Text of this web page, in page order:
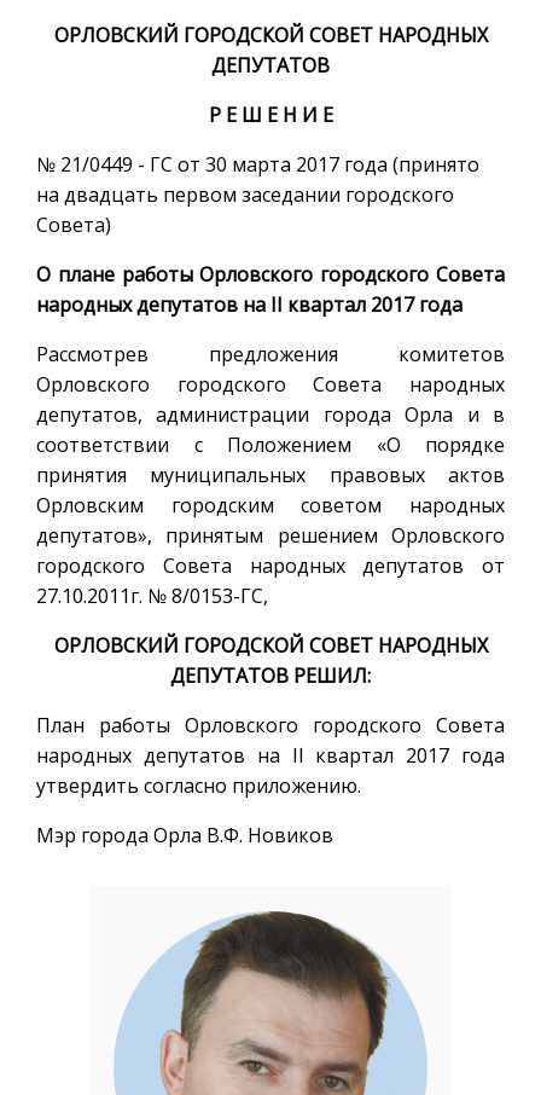
ОРЛОВСКИЙ ГОРОДСКОЙ СОВЕТ НАРОДНЫХ
ДЕПУТАТОВ
Р Е Ш Е Н И Е
№ 21/0449 - ГС от 30 марта 2017 года (принято
на двадцать первом заседании городского
Совета)
О плане работы Орловского городского Совета
народных депутатов на II квартал 2017 года
Рассмотрев предложения комитетов
Орловского городского Совета народных
депутатов, администрации города Орла и в
соответствии с Положением «О порядке
принятия муниципальных правовых актов
Орловским городским советом народных
депутатов», принятым решением Орловского
городского Совета народных депутатов от
27.10.2011г. № 8/0153-ГС,
ОРЛОВСКИЙ ГОРОДСКОЙ СОВЕТ НАРОДНЫХ
ДЕПУТАТОВ РЕШИЛ:
План работы Орловского городского Совета
народных депутатов на II квартал 2017 года
утвердить согласно приложению.
Мэр города Орла В.Ф. Новиков